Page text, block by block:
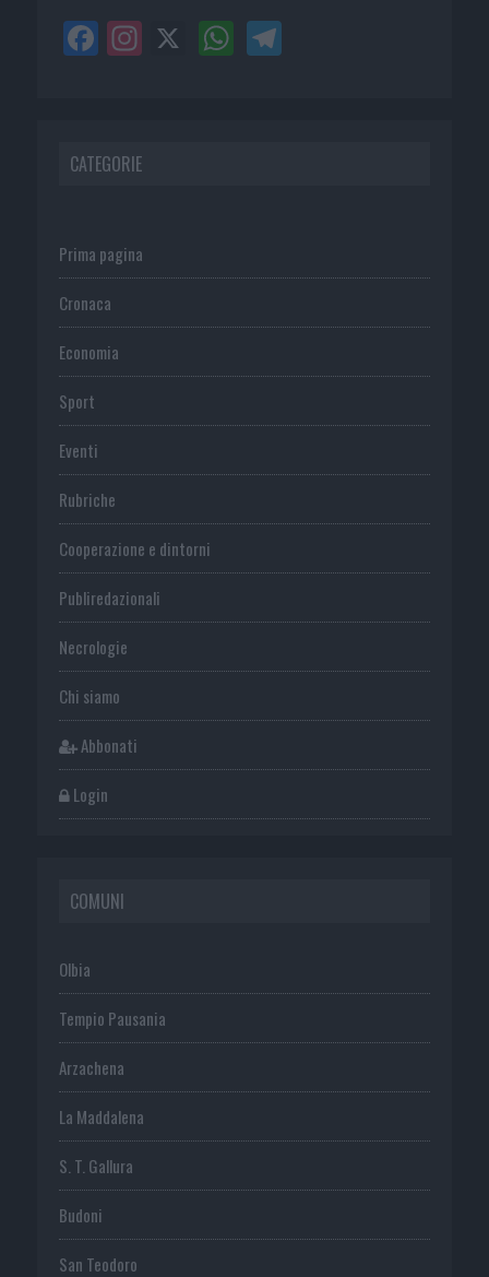
CATEGORIE
Prima pagina
Cronaca
Economia
Sport
Eventi
Rubriche
Cooperazione e dintorni
Publiredazionali
Necrologie
Chi siamo
Abbonati
Login
COMUNI
Olbia
Tempio Pausania
Arzachena
La Maddalena
S. T. Gallura
Budoni
San Teodoro